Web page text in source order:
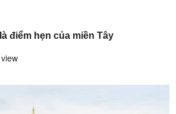
điểm hẹn của miền Tây